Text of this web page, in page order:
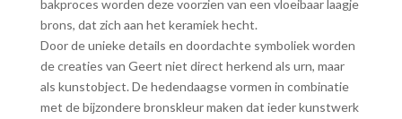
bakproces worden deze voorzien van een vloeibaar laagje
brons, dat zich aan het keramiek hecht.
Door de unieke details en doordachte symboliek worden
de creaties van Geert niet direct herkend als urn, maar
als kunstobject. De hedendaagse vormen in combinatie
met de bijzondere bronskleur maken dat ieder kunstwerk